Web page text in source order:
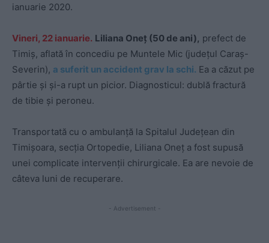
ianuarie 2020.
Vineri, 22 ianuarie. Liliana Oneț (50 de ani), prefect de
Timiș, aflată în concediu pe Muntele Mic (județul Caraș-
Severin), a suferit un accident grav la schi. Ea a căzut pe
pârtie și și-a rupt un picior. Diagnosticul: dublă fractură
de tibie și peroneu.
Transportată cu o ambulanță la Spitalul Județean din
Timișoara, secția Ortopedie, Liliana Oneț a fost supusă
unei complicate intervenţii chirurgicale. Ea are nevoie de
câteva luni de recuperare.
- Advertisement -